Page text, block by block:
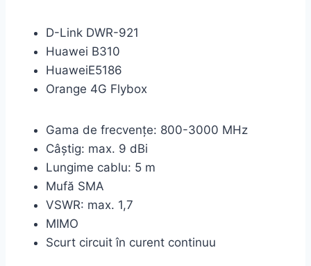
D-Link DWR-921
Huawei B310
HuaweiE5186
Orange 4G Flybox
Gama de frecvențe: 800-3000 MHz
Câştig: max. 9 dBi
Lungime cablu: 5 m
Mufă SMA
VSWR: max. 1,7
MIMO
Scurt circuit în curent continuu